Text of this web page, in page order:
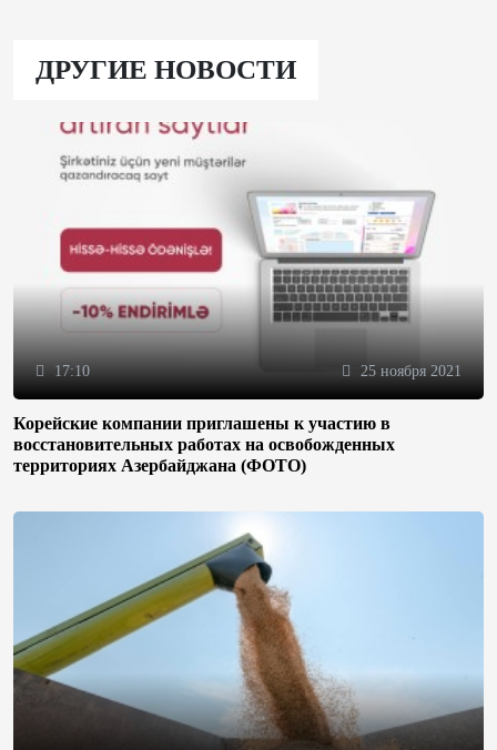
ДРУГИЕ НОВОСТИ
17:10 25 ноября 2021
Корейские компании приглашены к участию в
восстановительных работах на освобожденных
территориях Азербайджана (ФОТО)